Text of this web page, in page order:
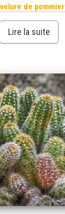
de pommier
Lire la suite